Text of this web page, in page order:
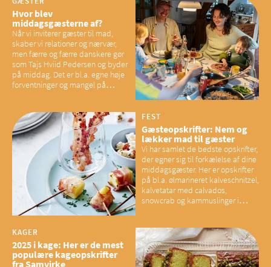
Hvor blev
middagsgæsterne af?
Når vi inviterer gæster til mad,
skaber vi relationer og nærvær,
men færre og færre danskere gør
som Tajs Hviid Pedersen og byder
på middag. Det er bl.a. egne høje
forventninger og mangel på
have konsekvenser for vores
sociale fællesskaber
FEST
Gæsteopskrifter: Nem og
lækker mad til gæster
Vi har samlet de bedste opskrifter,
der egner sig til forkælelse af dine
middagsgæster. Her er opskrifter
på bl.a. ølmarineret kalveschnitzel,
kalvetatar med calvados,
snowcrab og kammuslinger i
KAGER
2025 i kage: Her er de mest
populære kageopskrifter
fra Samvirke